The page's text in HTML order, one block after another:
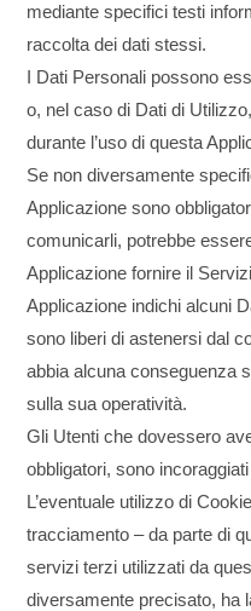
mediante specifici testi
raccolta dei dati stessi.
I Dati Personali possono
o, nel caso di Dati di
durante l’uso di questa
Se non diversamente
Applicazione sono
comunicarli, potrebbe
Applicazione fornire il
Applicazione indichi alcuni
sono liberi di astenersi dal
abbia alcuna conseguenza
sulla sua operatività.
Gli Utenti che dovessero
obbligatori, sono
L’eventuale utilizzo di
tracciamento – da parte di
servizi terzi utilizzati da
diversamente precisato, ha